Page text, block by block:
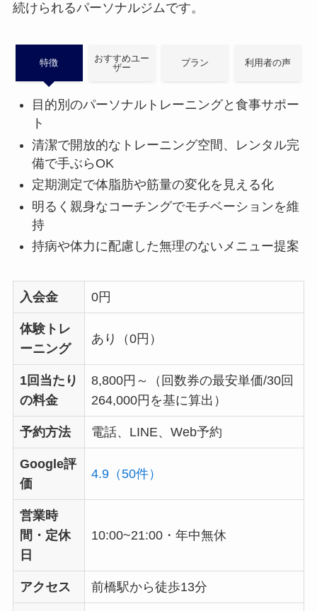
月4回 52,800円
口コミ6件 中央前橋駅 徒歩7分
B5 studio 前橋店
月4回 57,250円
口コミ2件 アスリート対応
続けられるパーソナルジムです。
特徴
おすすめユー
ザー
プラン 利用者の声
目的別のパーソナルトレーニングと食事サポー
ト
清潔で開放的なトレーニング空間、レンタル完
備で手ぶらOK
定期測定で体脂肪や筋量の変化を見える化
明るく親身なコーチングでモチベーションを維
持
持病や体力に配慮した無理のないメニュー提案
入会金 0円
体験トレ
ーニング
あり（0円）
1回当たり
の料金
8,800円～（回数券の最安単価/30回
264,000円を基に算出）
予約方法 電話、LINE、Web予約
Google評
価
4.9（50件）
営業時
間・定休
日
10:00~21:00・年中無休
アクセス 前橋駅から徒歩13分